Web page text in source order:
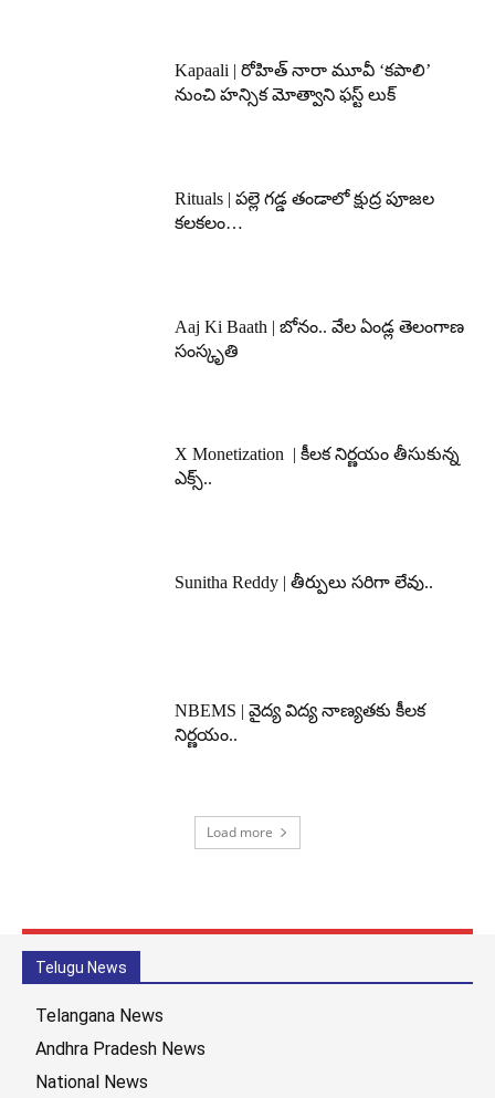
Kapaali | రోహిత్ నారా మూవీ ‘కపాలి’
నుంచి హన్సిక మోత్వాని ఫస్ట్ లుక్
Rituals | పల్లె గడ్డ తండాలో క్షుద్ర పూజల
కలకలం…
Aaj Ki Baath | బోనం.. వేల ఏండ్ల తెలంగాణ
సంస్కృతి
X Monetization | కీలక నిర్ణయం తీసుకున్న
ఎక్స్..
Sunitha Reddy | తీర్పులు సరిగా లేవు..
NBEMS | వైద్య విద్య నాణ్యతకు కీలక
నిర్ణయం..
Load more
Telugu News
Telangana News
Andhra Pradesh News
National News